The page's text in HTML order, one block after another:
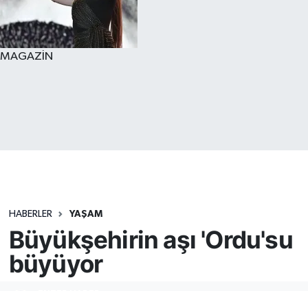
MAGAZİN
HABERLER YAŞAM
Büyükşehirin aşı 'Ordu'su
büyüyor